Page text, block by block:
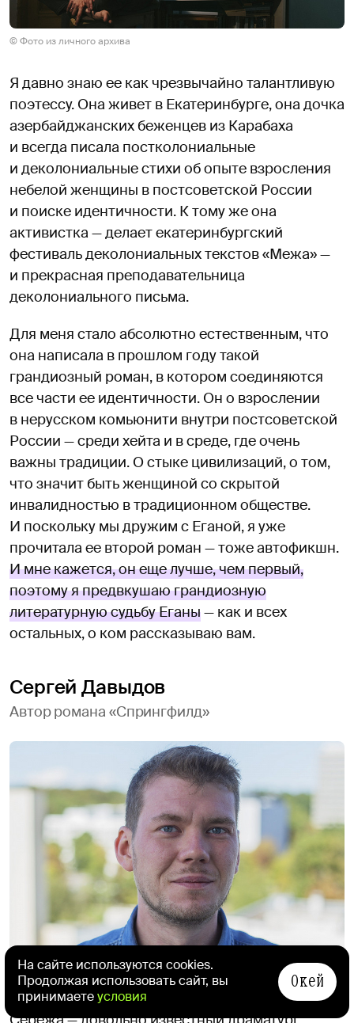
© Фото из личного архива
Я давно знаю ее как чрезвычайно талантливую
поэтессу. Она живет в Екатеринбурге, она дочка
азербайджанских беженцев из Карабаха
и всегда писала постколониальные
и деколониальные стихи об опыте взросления
небелой женщины в постсоветской России
и поиске идентичности. К тому же она
активистка — делает екатеринбургский
фестиваль деколониальных текстов «Межа» —
и прекрасная преподавательница
деколониального письма.
Для меня стало абсолютно естественным, что
она написала в прошлом году такой
грандиозный роман, в котором соединяются
все части ее идентичности. Он о взрослении
в нерусском комьюнити внутри постсоветской
России — среди хейта и в среде, где очень
важны традиции. О стыке цивилизаций, о том,
что значит быть женщиной со скрытой
инвалидностью в традиционном обществе.
И поскольку мы дружим с Еганой, я уже
прочитала ее второй роман — тоже автофикшн.
И мне кажется, он еще лучше, чем первый,
поэтому я предвкушаю грандиозную
литературную судьбу Еганы— как и всех
остальных, о ком рассказываю вам.
Сергей Давыдов
Автор романа «Спрингфилд»
© Фото из личного архива
На сайте используются cookies.
Продолжая использовать сайт, вы
принимаетеусловия
Окей